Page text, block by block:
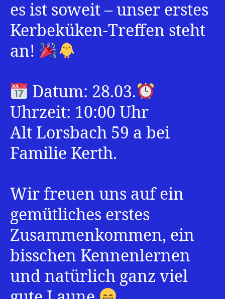
es ist soweit – unser erstes
Kerbeküken-Treffen steht
an!
Datum: 28.03.
Uhrzeit: 10:00 Uhr
Alt Lorsbach 59 a bei
Familie Kerth.
Wir freuen uns auf ein
gemütliches erstes
Zusammenkommen, ein
bisschen Kennenlernen
und natürlich ganz viel